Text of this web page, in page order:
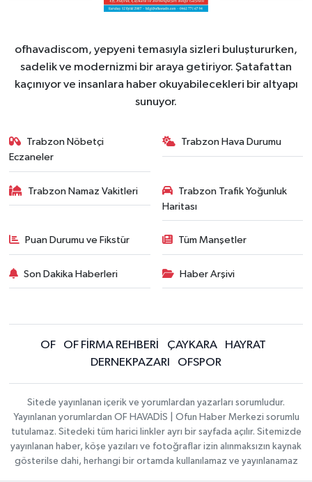
ofhavadiscom, yepyeni temasıyla sizleri buluştururken,
sadelik ve modernizmi bir araya getiriyor. Şatafattan
kaçınıyor ve insanlara haber okuyabilecekleri bir altyapı
sunuyor.
Trabzon Nöbetçi
Eczaneler
Trabzon Hava Durumu
Trabzon Namaz Vakitleri
Trabzon Trafik Yoğunluk
Haritası
Puan Durumu ve Fikstür Tüm Manşetler
Son Dakika Haberleri Haber Arşivi
OF OF FİRMA REHBERİ ÇAYKARA
HAYRAT
DERNEKPAZARI
OFSPOR
Sitede yayınlanan içerik ve yorumlardan yazarları sorumludur.
Yayınlanan yorumlardan OF HAVADİS | Ofun Haber Merkezi sorumlu
tutulamaz. Sitedeki tüm harici linkler ayrı bir sayfada açılır. Sitemizde
yayınlanan haber, köşe yazıları ve fotoğraflar izin alınmaksızın kaynak
gösterilse dahi, herhangi bir ortamda kullanılamaz ve yayınlanamaz